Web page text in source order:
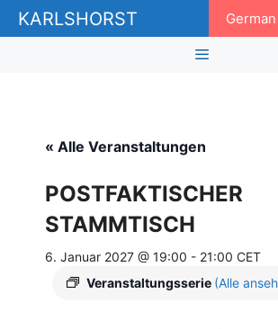
Zum
InhaltKARLSHORST
« Alle Veranstaltungen
POSTFAKTISCHER
STAMMTISCH
6. Januar 2027 @ 19:00 - 21:00 CET
Veranstaltungsserie (Alle